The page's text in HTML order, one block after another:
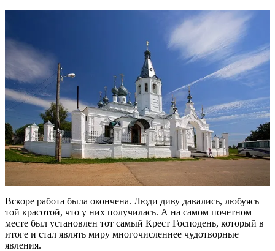
Вскоре работа была окончена. Люди диву давались, любуясь
той красотой, что у них получилась. А на самом почетном
месте был установлен тот самый Крест Господень, который в
итоге и стал являть миру многочисленнее чудотворные
явления.